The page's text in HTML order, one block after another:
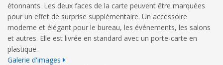
étonnants. Les deux faces de la carte peuvent être marquées
pour un effet de surprise supplémentaire. Un accessoire
moderne et élégant pour le bureau, les événements, les salons
et autres. Elle est livrée en standard avec un porte-carte en
plastique.
Galerie d'images